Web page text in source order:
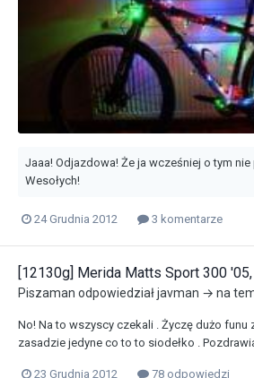
Jaaa! Odjazdowa! Że ja wcześniej o tym nie
Wesołych!
24 Grudnia 2012 3 komentarze
[12130g] Merida Matts Sport 300 '05,
Piszaman odpowiedziałjavman → na
No! Na to wszyscy czekali . Życzę dużo funu
zasadzie jedyne co to to siodełko .
23 Grudnia 2012 78 odpowiedzi